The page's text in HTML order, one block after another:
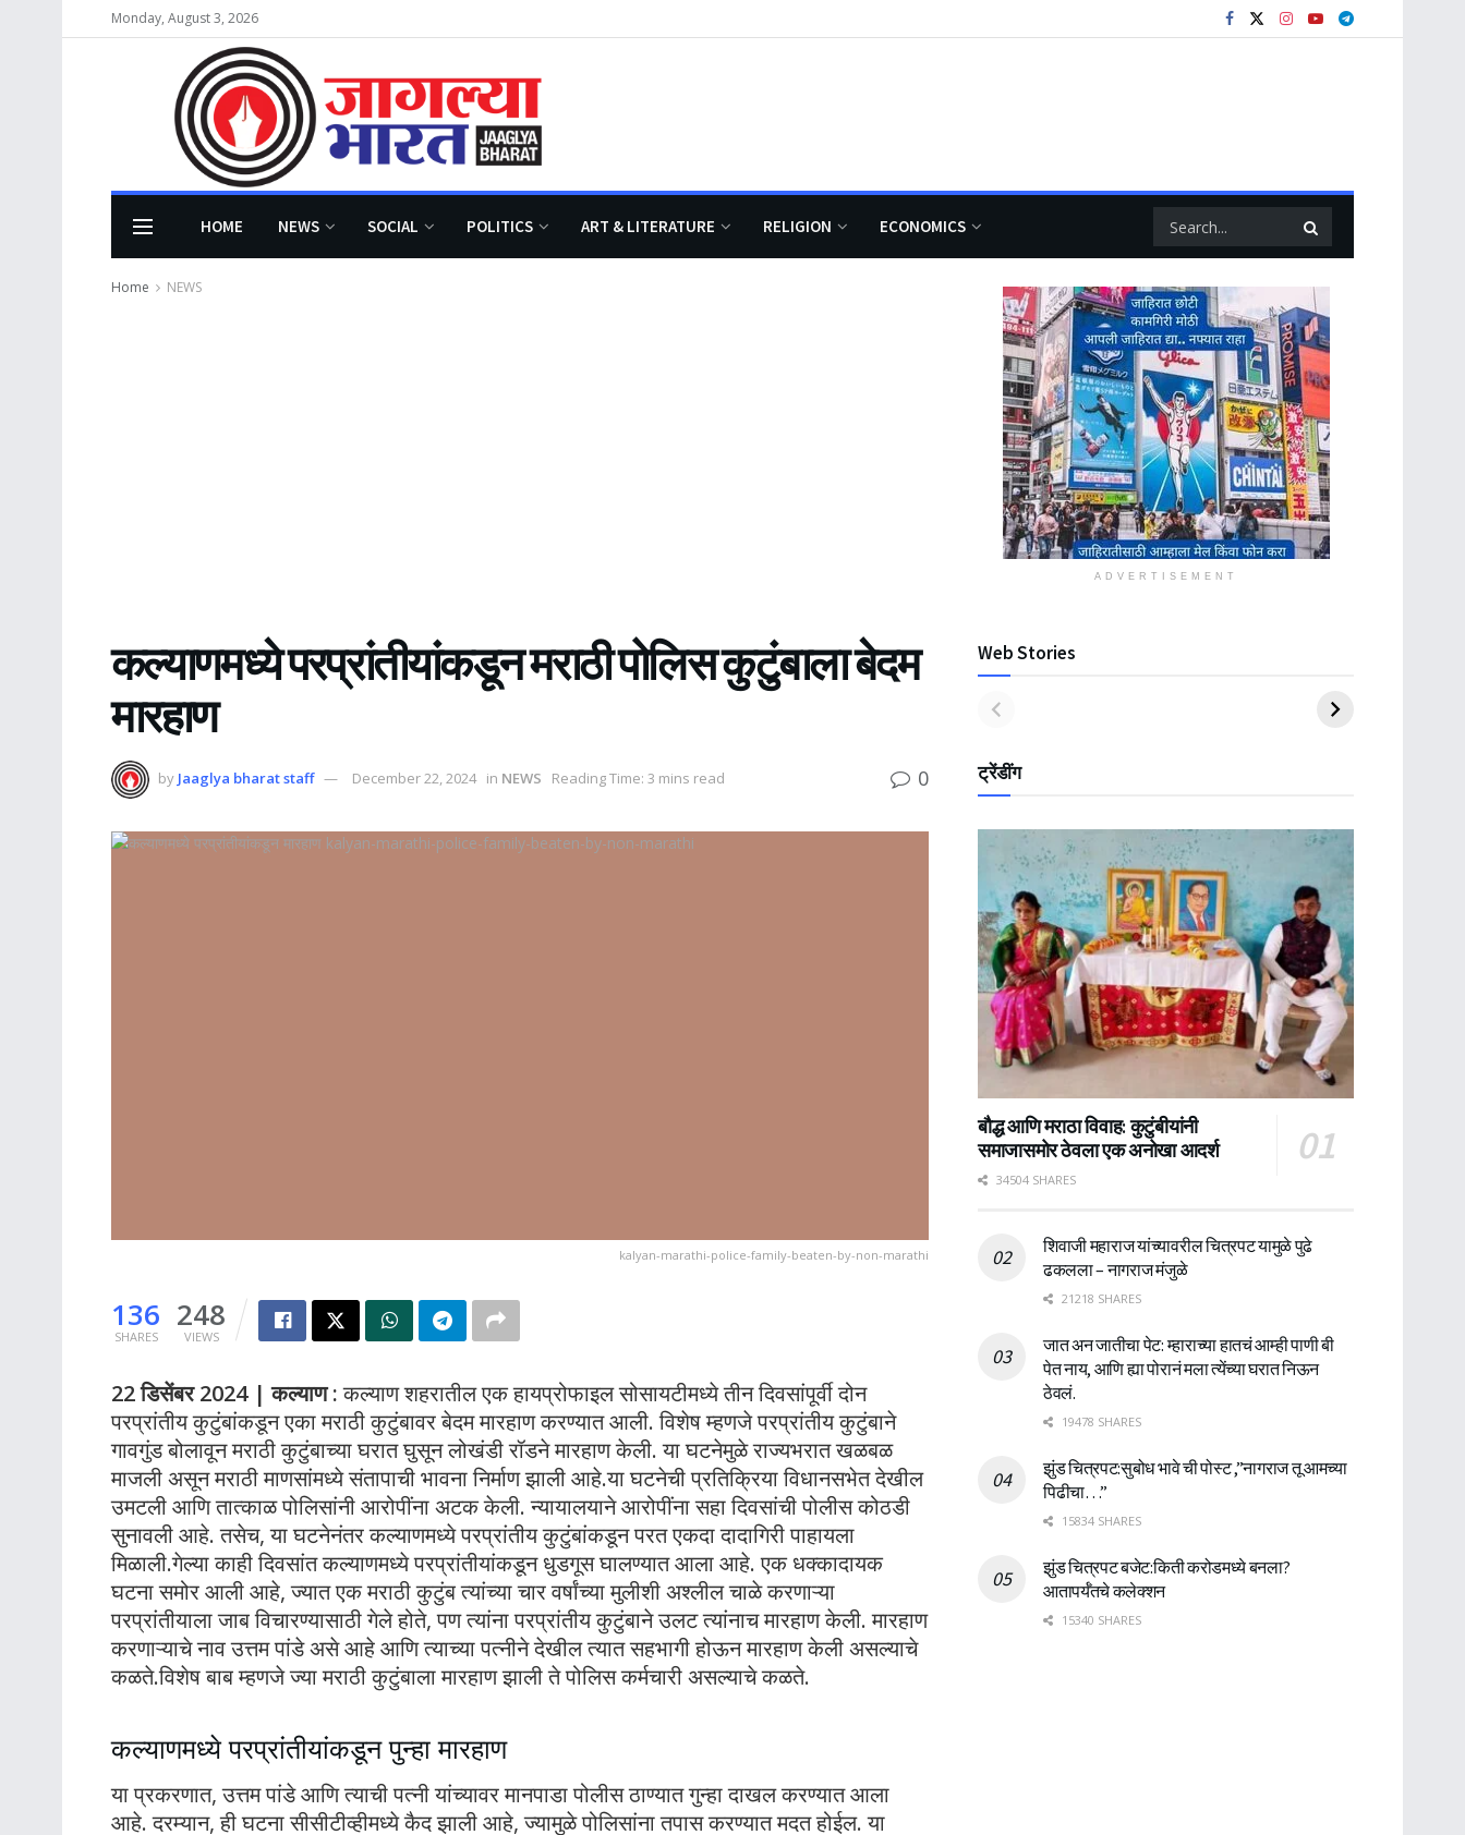
Monday, August 3, 2026
HOME NEWS SOCIAL POLITICS ART & LITERATURE RELIGION ECONOMICS
Home NEWS
कल्याणमध्ये परप्रांतीयांकडून मराठी पोलिस कुटुंबाला बेदम
मारहाण
by Jaaglya bharat staff December 22, 2024 in NEWS Reading Time: 3 mins read 0
kalyan-marathi-police-family-beaten-by-non-marathi
136
SHARES
248
VIEWS
22 डिसेंबर 2024 | कल्याण :कल्याण शहरातील एक हायप्रोफाइल सोसायटीमध्ये तीन दिवसांपूर्वी दोन
परप्रांतीय कुटुंबांकडून एका मराठी कुटुंबावर बेदम मारहाण करण्यात आली. विशेष म्हणजे परप्रांतीय कुटुंबाने
गावगुंड बोलावून मराठी कुटुंबाच्या घरात घुसून लोखंडी रॉडने मारहाण केली. या घटनेमुळे राज्यभरात खळबळ
माजली असून मराठी माणसांमध्ये संतापाची भावना निर्माण झाली आहे.या घटनेची प्रतिक्रिया विधानसभेत देखील
उमटली आणि तात्काळ पोलिसांनी आरोपींना अटक केली. न्यायालयाने आरोपींना सहा दिवसांची पोलीस कोठडी
सुनावली आहे. तसेच, या घटनेनंतर कल्याणमध्ये परप्रांतीय कुटुंबांकडून परत एकदा दादागिरी पाहायला
मिळाली.गेल्या काही दिवसांत कल्याणमध्ये परप्रांतीयांकडून धुडगूस घालण्यात आला आहे. एक धक्कादायक
घटना समोर आली आहे, ज्यात एक मराठी कुटुंब त्यांच्या चार वर्षांच्या मुलीशी अश्लील चाळे करणाऱ्या
परप्रांतीयाला जाब विचारण्यासाठी गेले होते, पण त्यांना परप्रांतीय कुटुंबाने उलट त्यांनाच मारहाण केली. मारहाण
करणाऱ्याचे नाव उत्तम पांडे असे आहे आणि त्याच्या पत्नीने देखील त्यात सहभागी होऊन मारहाण केली असल्याचे
कळते.विशेष बाब म्हणजे ज्या मराठी कुटुंबाला मारहाण झाली ते पोलिस कर्मचारी असल्याचे कळते.
कल्याणमध्ये परप्रांतीयांकडून पुन्हा मारहाण
या प्रकरणात, उत्तम पांडे आणि त्याची पत्नी यांच्यावर मानपाडा पोलीस ठाण्यात गुन्हा दाखल करण्यात आला
आहे. दरम्यान, ही घटना सीसीटीव्हीमध्ये कैद झाली आहे, ज्यामुळे पोलिसांना तपास करण्यात मदत होईल. या
ADVERTISEMENT
Web Stories
ट्रेंडींग
बौद्ध आणि मराठा विवाह: कुटुंबीयांनी
समाजासमोर ठेवला एक अनोखा आदर्श
34504 SHARES
शिवाजी महाराज यांच्यावरील चित्रपट यामुळे पुढे
ढकलला – नागराज मंजुळे
21218 SHARES
जात अन जातीचा पेट: म्हाराच्या हातचं आम्ही पाणी बी
पेत नाय, आणि ह्या पोरानं मला त्येंच्या घरात निऊन
ठेवलं.
19478 SHARES
झुंड चित्रपट:सुबोध भावे ची पोस्ट ,”नागराज तू आमच्या
पिढीचा…”
15834 SHARES
झुंड चित्रपट बजेट:किती करोडमध्ये बनला?
आतापर्यँतचे कलेक्शन
15340 SHARES